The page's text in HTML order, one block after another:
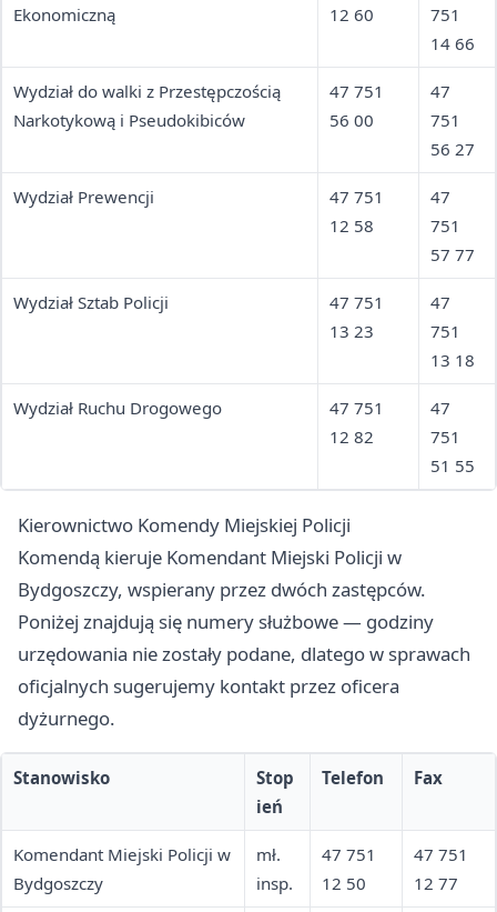
Ekonomiczną 12 60
751
14 66
Wydział do walki z Przestępczością
Narkotykową i Pseudokibiców
47 751
56 00
47
751
56 27
Wydział Prewencji
47 751
12 58
47
751
57 77
Wydział Sztab Policji
47 751
13 23
47
751
13 18
Wydział Ruchu Drogowego
47 751
12 82
47
751
51 55
Kierownictwo Komendy Miejskiej Policji
Komendą kieruje Komendant Miejski Policji w
Bydgoszczy, wspierany przez dwóch zastępców.
Poniżej znajdują się numery służbowe — godziny
urzędowania nie zostały podane, dlatego w sprawach
oficjalnych sugerujemy kontakt przez oficera
dyżurnego.
Stanowisko
Stop
ień
Telefon Fax
Komendant Miejski Policji w
Bydgoszczy
mł.
insp.
47 751
12 50
47 751
12 77